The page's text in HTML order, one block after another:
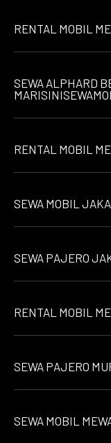
RENTAL MOBIL
SEWA ALPHARD
RENTAL MOBIL
SEWA MOBIL
SEWA PAJERO
RENTAL MOBIL
SEWA PAJERO
SEWA MOBIL